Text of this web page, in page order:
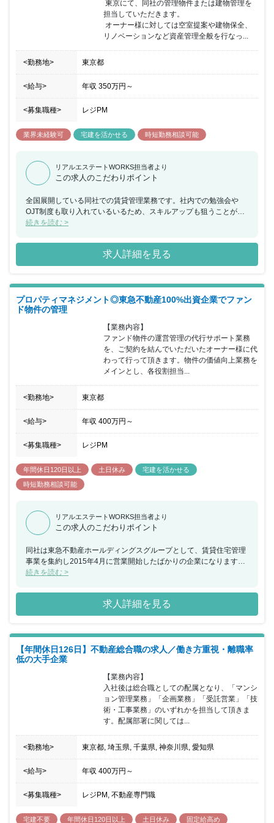
担当していただきます。
リノベーションなど資産管理全般を行なっ...
<勤務地> 東京都
<給与> 年収 350万円 ～
<募集職種> レジPM
業界未経験可 宅建を活かせる 時短勤務相談可能
リアルエステートWORKS担当者より
この求人のこだわりポイント
全国展開している同社での賃貸管理業務です。社内での勉強会や
OJT制度も取り入れているいるため、スキルアップも狙うことがで
きます。
続きを読む >
求人詳細を見る
プロパティマネジメント◎東急不動産100%出資企業でファン
ド物件の管理
【業務内容】
ファンド物件の運営管理の代行サポート業務
を、ご契約を結んでいただいたオーナー様に代
わって行って頂きます。物件の価値向上業務を
メインとし、各役割担当...
<勤務地> 東京都
<給与> 年収 400万円 ～
<募集職種> レジPM
年間休日120日以上 土日休み
宅建を活かせる
時短勤務相談可能
リアルエステートWORKS担当者より
この求人のこだわりポイント
同社は東急不動産ホールディングスグループとして、賃貸住宅管理
事業を集約し2015年4月に営業開始したばかりの企業になります。
親会社の規模を背景に今後も事業拡大が予想されている企業です。
続きを読む >
求人詳細を見る
【年間休日126日】不動産総合職の求人／働き方重視・離職率
低の大手企業
【業務内容】
入社後は総合職としての配属となり、「マンシ
ョン管理業務」「企画業務」「受託営業」「技
術・工事業務」のいずれかを担当して頂きま
す。配属部署に関しては...
<勤務地> 東京都, 埼玉県, 千葉県, 神奈川県, 愛知県
<給与> 年収 400万円 ～
<募集職種> レジPM, 不動産専門職
宅建不要 年間休日120日以上 土日休み 固定給高め